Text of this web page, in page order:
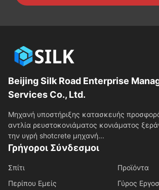
Beijing Silk Road Enterprise
Services Co., Ltd.
Μηχανή υποστήριξης κατασκευής
αντλία ρευστοκονιάματος κονιάματος
την υγρή shotcrete μηχανή...
Γρήγοροι Σύνδεσμοι
Σπίτι
Προϊόντα
Περίπου Εμείς
Γύρος